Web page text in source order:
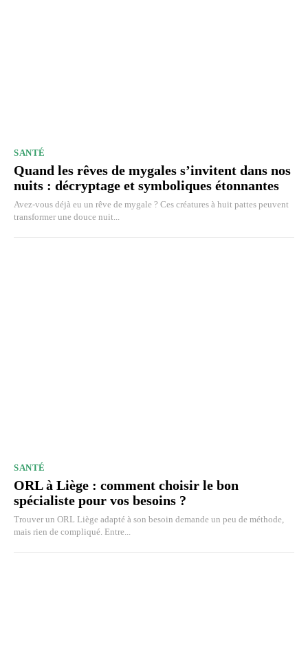
SANTÉ
Quand les rêves de mygales s’invitent dans nos
nuits : décryptage et symboliques étonnantes
Avez-vous déjà eu un rêve de mygale ? Ces créatures à huit pattes peuvent
transformer une douce nuit...
SANTÉ
ORL à Liège : comment choisir le bon
spécialiste pour vos besoins ?
Trouver un ORL Liège adapté à son besoin demande un peu de méthode,
mais rien de compliqué. Entre...